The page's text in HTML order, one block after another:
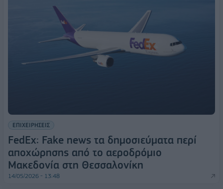
ΕΠΙΧΕΙΡΗΣΕΙΣ
FedEx: Fake news τα δημοσιεύματα περί
αποχώρησης από το αεροδρόμιο
Μακεδονία στη Θεσσαλονίκη
14/05/2026 - 13:48